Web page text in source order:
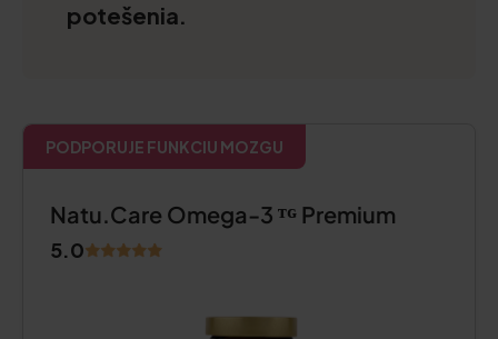
potešenia.
PODPORUJE FUNKCIU MOZGU
Natu.Care Omega-3 ᵀᴳ Premium
5.0